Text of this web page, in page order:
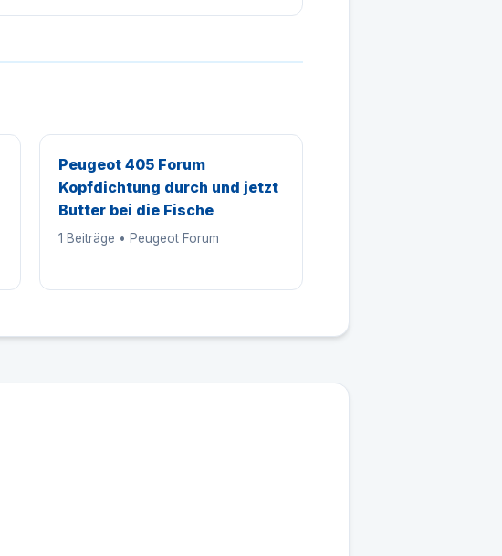
Peugeot 405 Forum
Kopfdichtung durch und jetzt
Butter bei die Fische
1 Beiträge • Peugeot Forum